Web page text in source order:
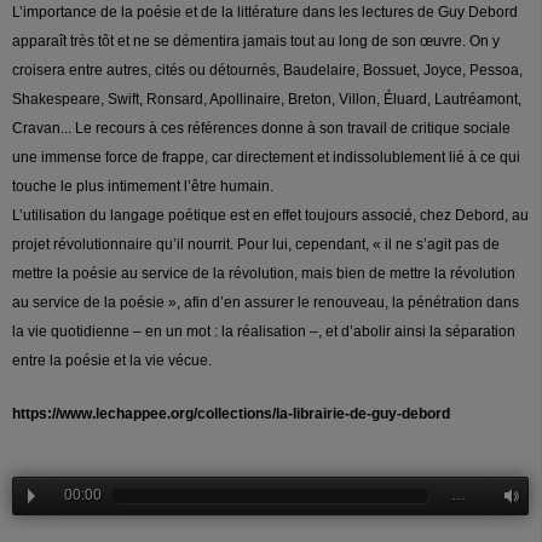
L’importance de la poésie et de la littérature dans les lectures de Guy Debord
apparaît très tôt et ne se démentira jamais tout au long de son œuvre. On y
croisera entre autres, cités ou détournés, Baudelaire, Bossuet, Joyce, Pessoa,
Shakespeare, Swift, Ronsard, Apollinaire, Breton, Villon, Éluard, Lautréamont,
Cravan... Le recours à ces références donne à son travail de critique sociale
une immense force de frappe, car directement et indissolublement lié à ce qui
touche le plus intimement l’être humain.
L’utilisation du langage poétique est en effet toujours associé, chez Debord, au
projet révolutionnaire qu’il nourrit. Pour lui, cependant, « il ne s’agit pas de
mettre la poésie au service de la révolution, mais bien de mettre la révolution
au service de la poésie », afin d’en assurer le renouveau, la pénétration dans
la vie quotidienne – en un mot : la réalisation –, et d’abolir ainsi la séparation
entre la poésie et la vie vécue.
https://www.lechappee.org/collections/la-librairie-de-guy-debord
00:00 …